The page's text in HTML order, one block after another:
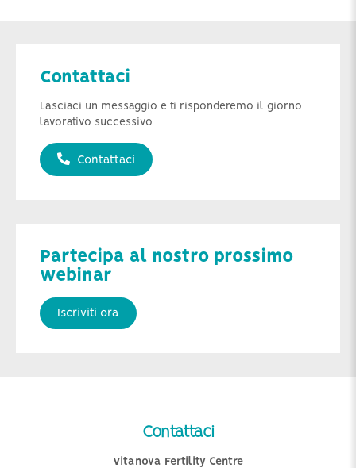
Contattaci
Lasciaci un messaggio e ti risponderemo il giorno
lavorativo successivo
Contattaci
Partecipa al nostro prossimo
webinar
Iscriviti ora
Contattaci
Vitanova Fertility Centre